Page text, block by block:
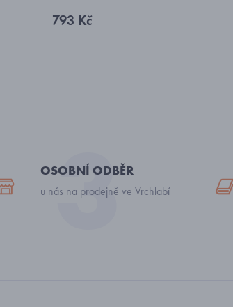
793 Kč
OSOBNÍ ODBĚR
u nás na prodejně ve Vrchlabí